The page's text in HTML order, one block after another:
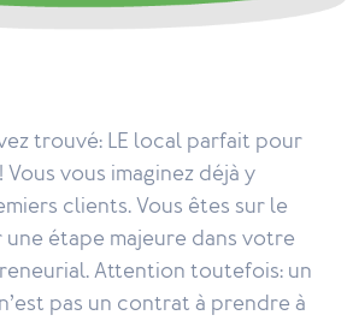
trouvé: LE local parfait pour
vous imaginez déjà y
clients. Vous êtes sur le
étape majeure dans votre
Attention toutefois: un
pas un contrat à prendre à